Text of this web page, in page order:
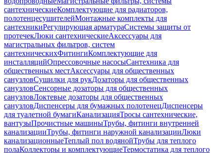
сантехническиеКомплектующие для радиаторов,
полотенцесушителейМонтажные комплекты для
сантехникиРегулирующая арматураСистемы защиты от
протечекЛюки сантехническиеАксессуары для
магистральных фильтров, систем
сантехническихФитингиКомплектующие для
инсталляцийОпрессовочные насосыСантехника для
общественных местАксессуары для общественных
санузловСушилки для рукДозаторы для общественных
санузловСенсорные дозаторы для общественных
санузловЛоктевые дозаторы для общественных
санузловДиспенсеры для бумажных полотенецДиспенсеры
для туалетной бумагиКанализацияТросы сантехнические,
вантузыПрочистные машиныТрубы, фитинги внутренней
канализацииТрубы, фитинги наружной канализацииЛюки
канализационныеТеплый пол водянойТрубы для теплого
полаКоллекторы и комплектующиеТермостатика для теплого